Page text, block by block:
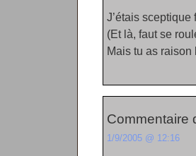
J’étais
(Et là, faut se
Mais tu as raison
Commentaire
1/9/2005 @ 12:16